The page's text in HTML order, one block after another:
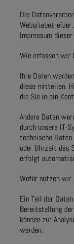
Die
Impressum
Wie erfassen wir
Ihre Daten
diese mitteilen.
die Sie in ein
Andere Daten
durch unsere IT-
technische
oder Uhrzeit des
erfolgt
Wofür nutzen wir
Ein Teil der
Bereitstellung
können zur
werden.